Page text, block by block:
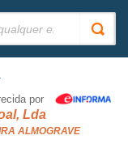
por
Lda
ALMOGRAVE